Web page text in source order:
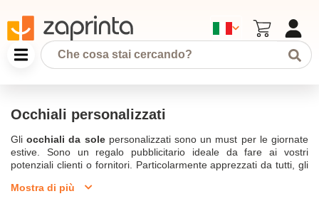
Occhiali personalizzati
Gliocchiali da solepersonalizzati sono un must per le giornate
estive. Sono un regalo pubblicitario ideale da fare ai vostri
potenziali clienti o fornitori. Particolarmente apprezzati da tutti, gli
Vero e proprio
Mostra di più